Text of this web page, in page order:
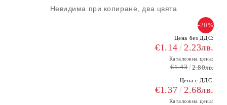
Невидима при копиране, два цвята
-20%
Цена без ДДС:
€1.14 2.23лв.
Каталожна цена:
€1.43 2.80лв.
Цена с ДДС:
€1.37 2.68лв.
Каталожна цена: